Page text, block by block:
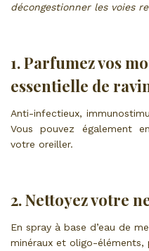
décongestionner les voies
1. Parfumez vos
essentielle de
Anti-infectieux,
Vous pouvez également
votre oreiller.
2. Nettoyez votre
En spray à base d’eau de
minéraux et oligo-éléments,